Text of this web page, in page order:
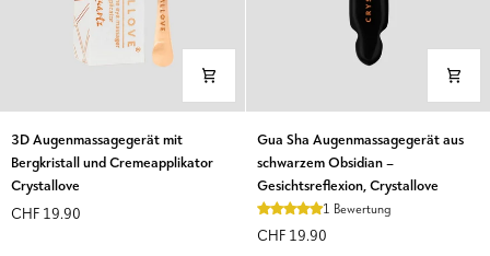
3D
Augenmassagegerät
mit
Bergkristall
und
3D Augenmassagegerät mit
Bergkristall und Cremeapplikator
Crystallove
CHF 19.90
Gua
Sha
Augenmassagegerät
aus
Obsidian
Gua Sha Augenmassagegerät aus
schwarzem Obsidian –
Gesichtsreflexion, Crystallove
1 Bewertung
CHF 19.90